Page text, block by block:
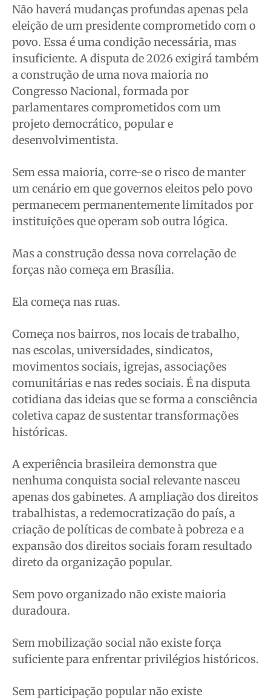
Não haverá mudanças profundas apenas pela
eleição de um presidente comprometido com o
povo. Essa é uma condição necessária, mas
insuficiente. A disputa de 2026 exigirá também
a construção de uma nova maioria no
Congresso Nacional, formada por
parlamentares comprometidos com um
projeto democrático, popular e
desenvolvimentista.
Sem essa maioria, corre-se o risco de manter
um cenário em que governos eleitos pelo povo
permanecem permanentemente limitados por
instituições que operam sob outra lógica.
Mas a construção dessa nova correlação de
forças não começa em Brasília.
Ela começa nas ruas.
Começa nos bairros, nos locais de trabalho,
nas escolas, universidades, sindicatos,
movimentos sociais, igrejas, associações
comunitárias e nas redes sociais. É na disputa
cotidiana das ideias que se forma a consciência
coletiva capaz de sustentar transformações
históricas.
A experiência brasileira demonstra que
nenhuma conquista social relevante nasceu
apenas dos gabinetes. A ampliação dos direitos
trabalhistas, a redemocratização do país, a
criação de políticas de combate à pobreza e a
expansão dos direitos sociais foram resultado
direto da organização popular.
Sem povo organizado não existe maioria
duradoura.
Sem mobilização social não existe força
suficiente para enfrentar privilégios históricos.
Sem participação popular não existe